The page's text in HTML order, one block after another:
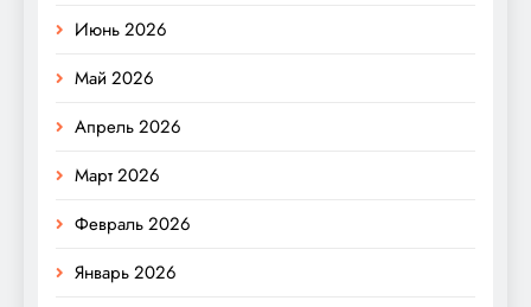
Июнь 2026
Май 2026
Апрель 2026
Март 2026
Февраль 2026
Январь 2026